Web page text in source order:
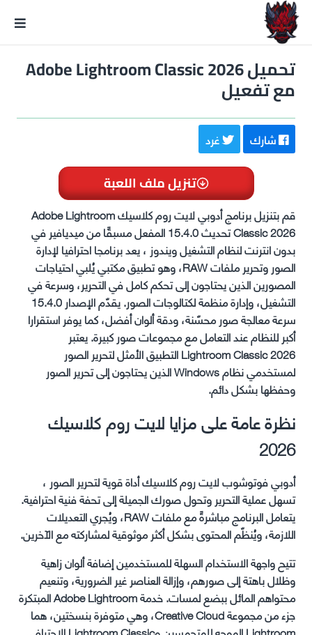
تحميل Adobe Lightroom Classic 2026
مع تفعيل
شارك غرد
تنزيل ملف اللعبة
قم بتنزيل برنامج أدوبي لايت روم كلاسيك Adobe Lightroom
Classic 2026 تحديث 15.4.0 المفعل مسبقًا من ميديافير في
بدون انترنت لنظام التشغيل ويندوز ، يعد برنامجا احترافيا لإدارة
الصور وتحرير ملفات RAW، وهو تطبيق مكتبي يُلبي احتياجات
المصورين الذين يحتاجون إلى تحكم كامل في التحرير، وسرعة في
التشغيل، وإدارة منظمة لكتالوجات الصور. يقدّم الإصدار 15.4.0
سرعة معالجة صور محسّنة، ودقة ألوان أفضل، كما يوفر استقرارا
أكبر للنظام عند التعامل مع مجموعات صور كبيرة. يعتبر
Lightroom Classic 2026 التطبيق الأمثل لتحرير الصور
لمستخدمي نظام Windows الذين يحتاجون إلى تحرير الصور
وحفظها بشكل دائم.
نظرة عامة على مزايا لايت روم كلاسيك
2026
أدوبي فوتوشوب لايت روم كلاسيك أداة قوية لتحرير الصور ،
تسهل عملية التحرير وتحول صورك الجميلة إلى تحفة فنية احترافية.
يتعامل البرنامج مباشرةً مع ملفات RAW، ويُجري التعديلات
اللازمة، ويُنظّم المحتوى بشكل أكثر موثوقية لمشاركته مع الآخرين.
تتيح واجهة الاستخدام السهلة للمستخدمين إضافة ألوان زاهية
وظلال باهتة إلى صورهم، وإزالة العناصر غير الضرورية، وتنعيم
محتواهم المائل ببضع لمسات. خدمة Adobe Lightroom المبتكرة
جزء من مجموعة Creative Cloud، وهي متوفرة بنسختين، هما